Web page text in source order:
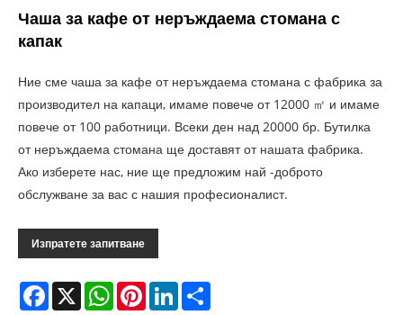
Чаша за кафе от неръждаема стомана с
капак
Ние сме чаша за кафе от неръждаема стомана с фабрика за
производител на капаци, имаме повече от 12000 ㎡ и имаме
повече от 100 работници. Всеки ден над 20000 бр. Бутилка
от неръждаема стомана ще доставят от нашата фабрика.
Ако изберете нас, ние ще предложим най -доброто
обслужване за вас с нашия професионалист.
Изпратете запитване
Facebook
X WhatsAppPinterestLinkedIn